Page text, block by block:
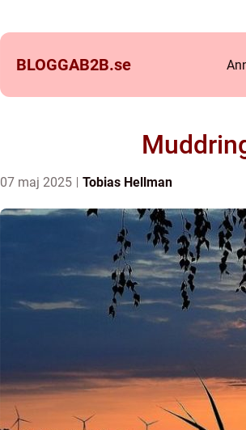
BLOGGAB2B.se
07 maj 2025 Tobias Hellman